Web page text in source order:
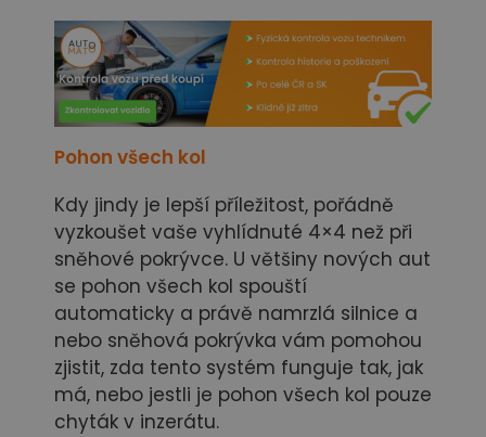
Pohon všech kol
Kdy jindy je lepší příležitost, pořádně
vyzkoušet vaše vyhlídnuté 4×4 než při
sněhové pokrývce. U většiny nových aut
se pohon všech kol spouští
automaticky a právě namrzlá silnice a
nebo sněhová pokrývka vám pomohou
zjistit, zda tento systém funguje tak, jak
má, nebo jestli je pohon všech kol pouze
chyták v inzerátu.